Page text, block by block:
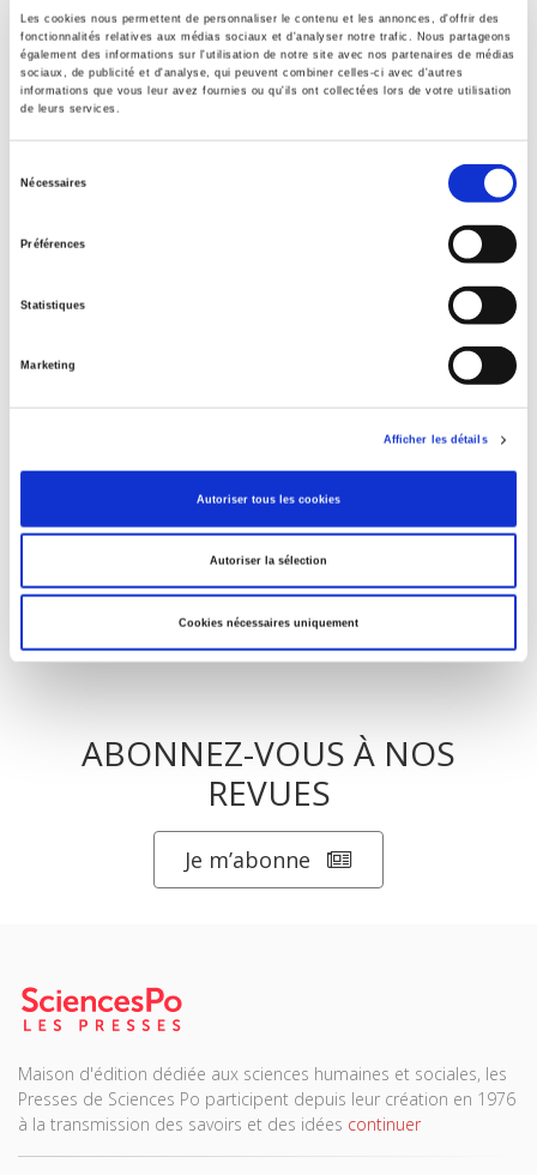
Les cookies nous permettent de personnaliser le contenu et les annonces, d'offrir des
fonctionnalités relatives aux médias sociaux et d'analyser notre trafic. Nous partageons
également des informations sur l'utilisation de notre site avec nos partenaires de médias
sociaux, de publicité et d'analyse, qui peuvent combiner celles-ci avec d'autres
informations que vous leur avez fournies ou qu'ils ont collectées lors de votre utilisation
de leurs services.
Nécessaires
Préférences
Statistiques
Marketing
Afficher les détails
Autoriser tous les cookies
Autoriser la sélection
Cookies nécessaires uniquement
2001
Code Identifiant de classement sujet
Classification thématique Thema: Politique et gouvernement
Related
Les chemins de l'État de droit
ABONNEZ-VOUS À NOS
REVUES
Je m’abonne
Maison d'édition dédiée aux sciences humaines et sociales, les
Presses de Sciences Po participent depuis leur création en 1976
à la transmission des savoirs et des idées continuer